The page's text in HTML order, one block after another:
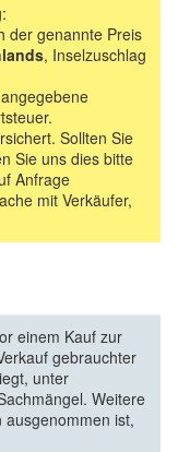
der genannte Preis
, Inselzuschlag
Sollten Sie
Sie uns dies bitte
Anfrage
mit Verkäufer,
einem Kauf zur
gebrauchter
unter
Weitere
ist,